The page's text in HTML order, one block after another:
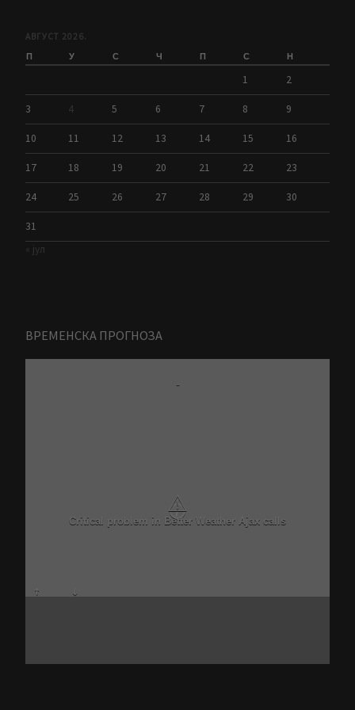
АВГУСТ 2026.
П У С Ч П С Н
1 2
3 4 5 6 7 8 9
10 11 12 13 14 15 16
17 18 19 20 21 22 23
24 25 26 27 28 29 30
31
« јул
ВРЕМЕНСКА ПРОГНОЗА
-
⚠
Critical problem in Better Weather Ajax calls